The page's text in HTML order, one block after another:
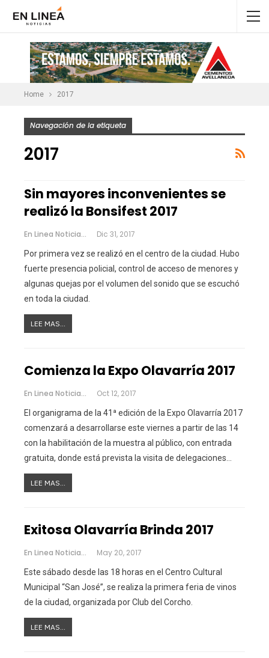
Home 2017
Navegación de la etiqueta
2017
Sin mayores inconvenientes se
realizó la Bonsifest 2017
En Linea Noticias Dic 31, 2017
Por primera vez se realizó en el centro de la ciudad. Hubo
fuerte presencia policial, control de acceso de menores y
algunas quejas por el volumen del sonido que se escuchó
en toda la ciudad.
LEE MAS...
Comienza la Expo Olavarría 2017
En Linea Noticias Oct 12, 2017
El organigrama de la 41ª edición de la Expo Olavarría 2017
comenzará a desarrollarse este viernes a partir de las 14
con la habilitación de la muestra al público, con entrada
gratuita, donde está prevista la visita de delegaciones…
LEE MAS...
Exitosa Olavarría Brinda 2017
En Linea Noticias May 20, 2017
Este sábado desde las 18 horas en el Centro Cultural
Municipal “San José”, se realiza la primera feria de vinos
de la ciudad, organizada por Club del Corcho.
LEE MAS...